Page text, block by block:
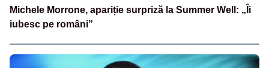
Michele Morrone, apariție surpriză la Summer Well: „Îi
iubesc pe români”